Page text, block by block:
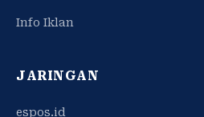
Info Iklan
JARINGAN
espos.id